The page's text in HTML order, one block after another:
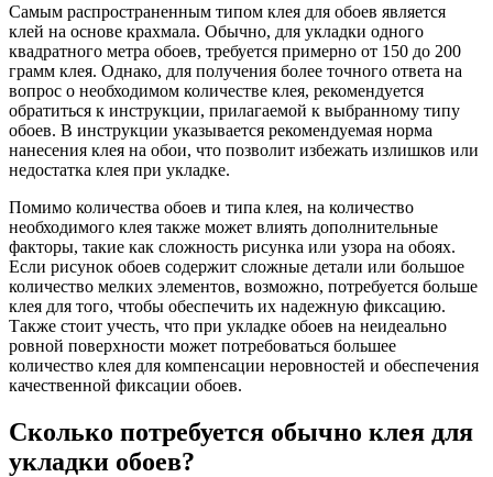
Самым распространенным типом клея для обоев является
клей на основе крахмала. Обычно, для укладки одного
квадратного метра обоев, требуется примерно от 150 до 200
грамм клея. Однако, для получения более точного ответа на
вопрос о необходимом количестве клея, рекомендуется
обратиться к инструкции, прилагаемой к выбранному типу
обоев. В инструкции указывается рекомендуемая норма
нанесения клея на обои, что позволит избежать излишков или
недостатка клея при укладке.
Помимо количества обоев и типа клея, на количество
необходимого клея также может влиять дополнительные
факторы, такие как сложность рисунка или узора на обоях.
Если рисунок обоев содержит сложные детали или большое
количество мелких элементов, возможно, потребуется больше
клея для того, чтобы обеспечить их надежную фиксацию.
Также стоит учесть, что при укладке обоев на неидеально
ровной поверхности может потребоваться большее
количество клея для компенсации неровностей и обеспечения
качественной фиксации обоев.
Сколько потребуется обычно клея для
укладки обоев?